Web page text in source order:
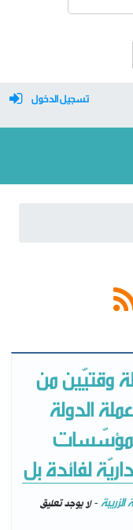
تسجيل الدخول
وقتيّين من
الدولة
لفائدة بل
الزريبة- لا يوجد تعليق